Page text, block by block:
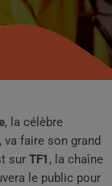
, la célèbre
faire son grand
sur TF1 , la chaîne
le public pour